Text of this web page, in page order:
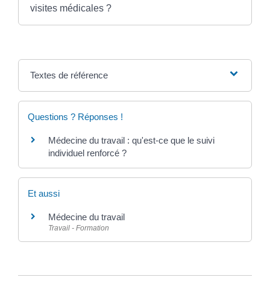
visites médicales ?
Textes de référence
Questions ? Réponses !
Médecine du travail : qu'est-ce que le suivi
individuel renforcé ?
Et aussi
Médecine du travail
Travail - Formation